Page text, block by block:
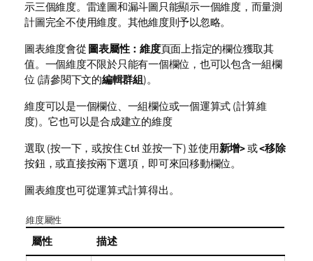
示三個維度。雷達圖和漏斗圖只能顯示一個維度，而量測
計圖完全不使用維度。其他維度則予以忽略。
圖表維度會從 圖表屬性：維度頁面上指定的欄位獲取其
值。一個維度不限於只能有一個欄位，也可以包含一組欄
位 (請參閱下文的編輯群組)。
維度可以是一個欄位、一組欄位或一個運算式 (計算維
度)。它也可以是合成建立的維度
選取 (按一下，或按住 Ctrl 並按一下) 並使用新增>或<移除
按鈕，或直接按兩下選項，即可來回移動欄位。
圖表維度也可從運算式計算得出。
維度屬性
屬性 描述